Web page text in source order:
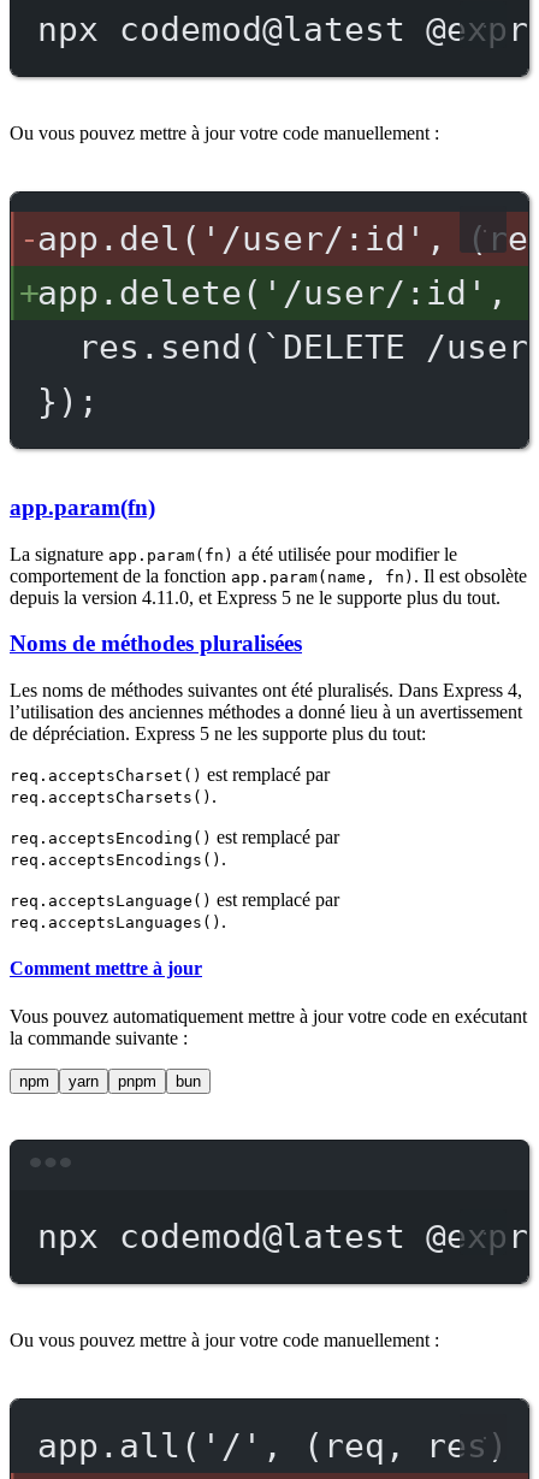
npx codemod@latest
Ou vous pouvez mettre à jour votre code manuellement :
app.del('/user/:id',
app.delete('/user/:id',
res.send(`DELETE /
});
app.param(fn)
La signature app.param(fn) a été utilisée pour modifier le
comportement de la fonction app.param(name, fn) . Il est obsolète
depuis la version 4.11.0, et Express 5 ne le supporte plus du tout.
Noms de méthodes pluralisées
Les noms de méthodes suivantes ont été pluralisés. Dans Express 4,
l’utilisation des anciennes méthodes a donné lieu à un avertissement
de dépréciation. Express 5 ne les supporte plus du tout:
req.acceptsCharset() est remplacé par
req.acceptsCharsets() .
req.acceptsEncoding() est remplacé par
req.acceptsEncodings() .
req.acceptsLanguage() est remplacé par
req.acceptsLanguages() .
Comment mettre à jour
Vous pouvez automatiquement mettre à jour votre code en exécutant
la commande suivante :
npm yarn pnpm bun
npx codemod@latest
Ou vous pouvez mettre à jour votre code manuellement :
app.all('/', (req, res)